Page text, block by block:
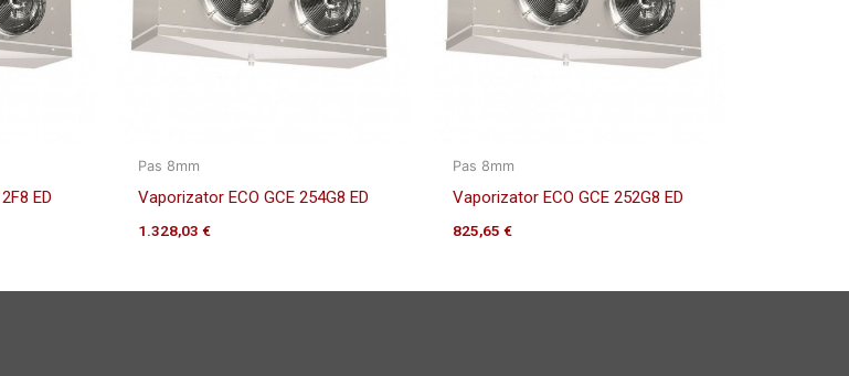
ED
Pas 8mm
Vaporizator ECO GCE 254G8 ED
1.328,03 €
Pas 8mm
Vaporizator ECO GCE 252G8 ED
825,65 €